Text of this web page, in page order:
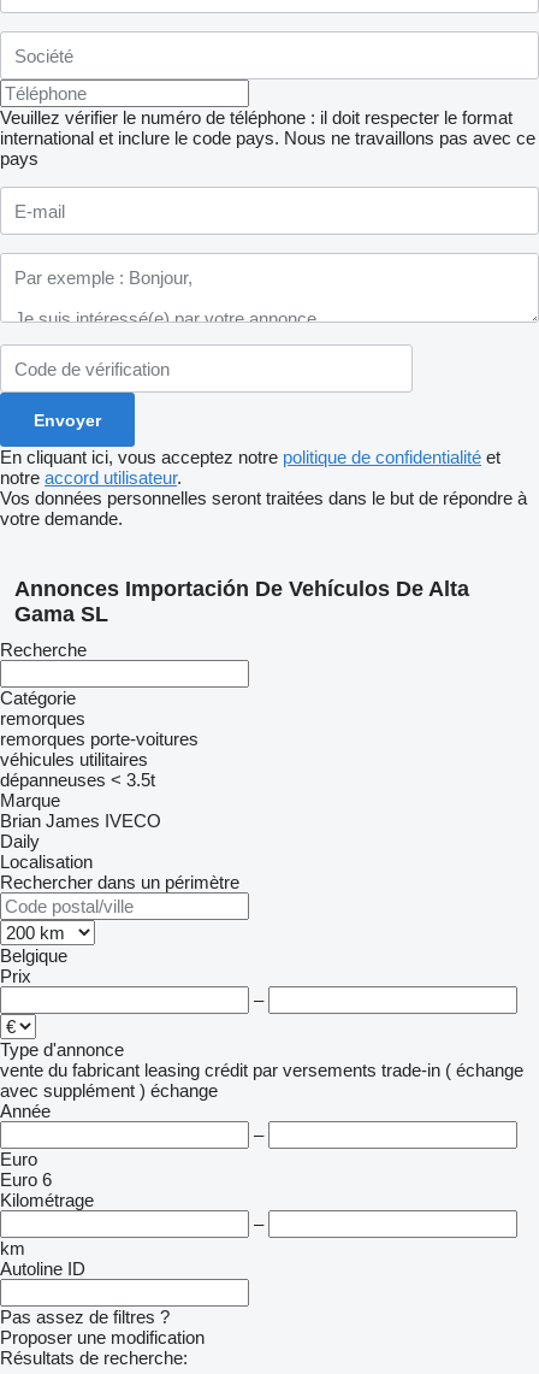
Veuillez vérifier le numéro de téléphone : il doit respecter le format
international et inclure le code pays. Nous ne travaillons pas avec ce
pays
En cliquant ici, vous acceptez notre politique de confidentialité et
notre accord utilisateur.
Vos données personnelles seront traitées dans le but de répondre à
votre demande.
Annonces Importación De Vehículos De Alta
Gama SL
Recherche
Catégorie
remorques
remorques porte-voitures
véhicules utilitaires
dépanneuses < 3.5t
Marque
Brian James IVECO
Daily
Localisation
Rechercher dans un périmètre
Belgique
Prix
–
Type d'annonce
vente du fabricant leasing crédit par versements trade-in ( échange
avec supplément ) échange
Année
–
Euro
Euro 6
Kilométrage
–
km
Autoline ID
Pas assez de filtres ?
Proposer une modification
Résultats de recherche: